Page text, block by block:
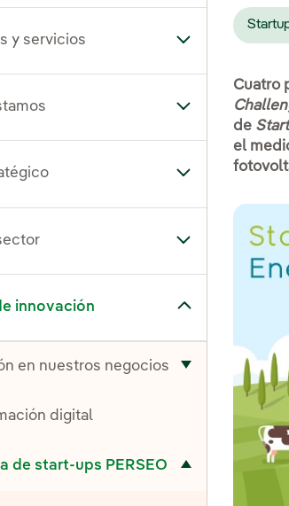
y servicios Alternar el
Alternar el
Alternar el
Alternar el
innovación
Modelo de innovación
en nuestros negocios
Alternar el
digital
de start-ups PERSEO
Cuatro
de
el